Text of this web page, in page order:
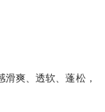
爽、透软、蓬松，